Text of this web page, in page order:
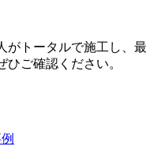
トータルで施工し、
ご確認ください。